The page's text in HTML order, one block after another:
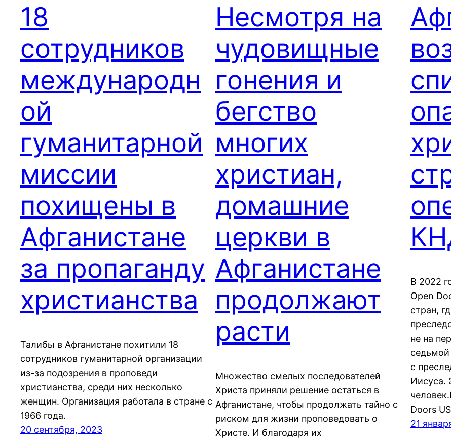
18
сотрудников
международн
ой
гуманитарной
миссии
похищены в
Афганистане
за пропаганду
христианства
Талибы в Афганистане похитили 18
сотрудников гуманитарной организации
из-за подозрения в проповеди
христианства, среди них несколько
женщин. Организация работала в стране с
1966 года.
20 сентября, 2023
Несмотря на
чудовищные
гонения и
бегство
многих
христиан,
домашние
церкви в
Афганистане
продолжают
расти
Множество смелых последователей
Христа приняли решение остаться в
Афганистане, чтобы продолжать тайно с
риском для жизни проповедовать о
Христе. И благодаря их
В 2022
Open
стран,
не на
седьмой
с
Иисуса.
Doors
21